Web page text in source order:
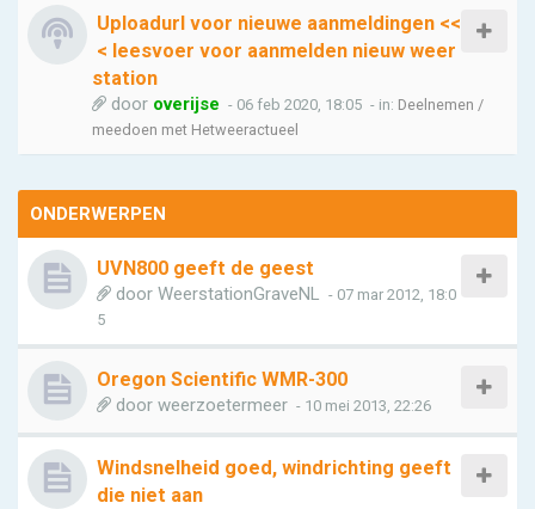
Uploadurl voor nieuwe aanmeldingen <<
< leesvoer voor aanmelden nieuw weer
station
door overijse - 06 feb 2020, 18:05 - in: Deelnemen /
meedoen met Hetweeractueel
ONDERWERPEN
UVN800 geeft de geest
door WeerstationGraveNL - 07 mar 2012, 18:0
5
Oregon Scientific WMR-300
door weerzoetermeer - 10 mei 2013, 22:26
Windsnelheid goed, windrichting geeft
die niet aan